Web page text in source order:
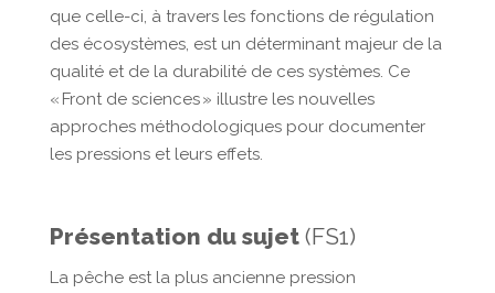
que celle-ci, à travers les fonctions de régulation
des écosystèmes, est un déterminant majeur de la
qualité et de la durabilité de ces systèmes. Ce
« Front de sciences » illustre les nouvelles
approches méthodologiques pour documenter
les pressions et leurs effets.
Présentation du sujet (FS1)
La pêche est la plus ancienne pression